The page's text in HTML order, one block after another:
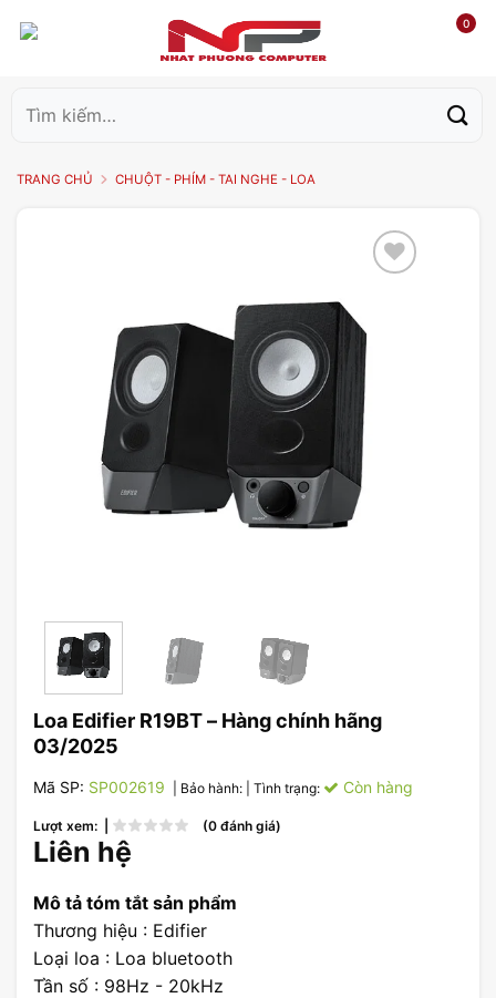
0
kiếm:
TRANG CHỦ CHUỘT - PHÍM - TAI NGHE - LOA
Add to
wishlist
Loa Edifier R19BT – Hàng chính hãng
03/2025
Mã SP: SP002619 | Bảo hành: | Tình trạng: Còn hàng
Lượt xem: | (0 đánh giá)
Liên hệ
Mô tả tóm tắt sản phẩm
Thương hiệu : Edifier
Loại loa : Loa bluetooth
Tần số : 98Hz - 20kHz